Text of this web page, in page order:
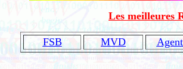
Les meilleures
FSB MVD